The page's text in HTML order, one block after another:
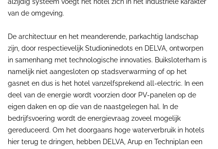
alzijdig systeem voegt het hotel zich in het industriële karakter
van de omgeving.
De architectuur en het meanderende, parkachtig landschap
zijn, door respectievelijk Studioninedots en DELVA, ontworpen
in samenhang met technologische innovaties. Buiksloterham is
namelijk niet aangesloten op stadsverwarming of op het
gasnet en dus is het hotel vanzelfsprekend all-electric. In een
deel van de energie wordt voorzien door PV-panelen op de
eigen daken en op die van de naastgelegen hal. In de
bedrijfsvoering wordt de energievraag zoveel mogelijk
gereduceerd. Om het doorgaans hoge waterverbruik in hotels
hier terug te dringen, hebben DELVA, Arup en Techniplan een